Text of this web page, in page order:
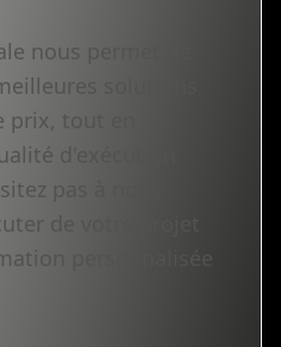
nous permet de
solutions
tout en
d'exécution
pas à nous
de votre projet
personnalisée